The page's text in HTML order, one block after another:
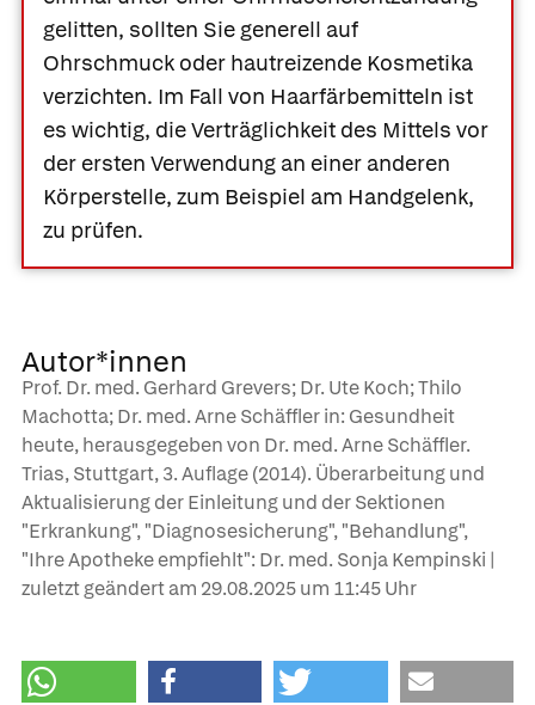
gelitten, sollten Sie generell auf
Ohrschmuck oder hautreizende Kosmetika
verzichten. Im Fall von Haarfärbemitteln ist
es wichtig, die Verträglichkeit des Mittels vor
der ersten Verwendung an einer anderen
Körperstelle, zum Beispiel am Handgelenk,
zu prüfen.
Autor*innen
Prof. Dr. med. Gerhard Grevers; Dr. Ute Koch; Thilo
Machotta; Dr. med. Arne Schäffler in: Gesundheit
heute, herausgegeben von Dr. med. Arne Schäffler.
Trias, Stuttgart, 3. Auflage (2014). Überarbeitung und
Aktualisierung der Einleitung und der Sektionen
"Erkrankung", "Diagnosesicherung", "Behandlung",
"Ihre Apotheke empfiehlt": Dr. med. Sonja Kempinski |
zuletzt geändert am 29.08.2025um 11:45 Uhr